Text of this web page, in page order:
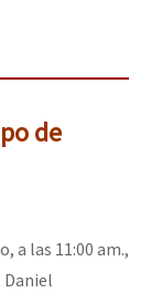
de
a las 11:00 am.,
Daniel